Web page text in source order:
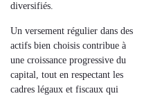
diversifiés.
Un versement régulier dans des
actifs bien choisis contribue à
une croissance progressive du
capital, tout en respectant les
cadres légaux et fiscaux qui